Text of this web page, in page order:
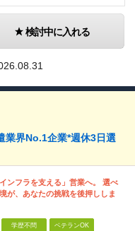
検討中に入れる
業界No.1企業*週休3日選
ンフラを支える」営業へ。 選べ
が、あなたの挑戦を後押ししま
学歴不問 ベテランOK